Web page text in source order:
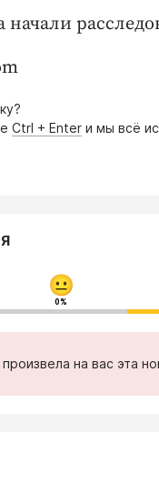
Ctrl + Enter и мы всё
0%
на вас эта